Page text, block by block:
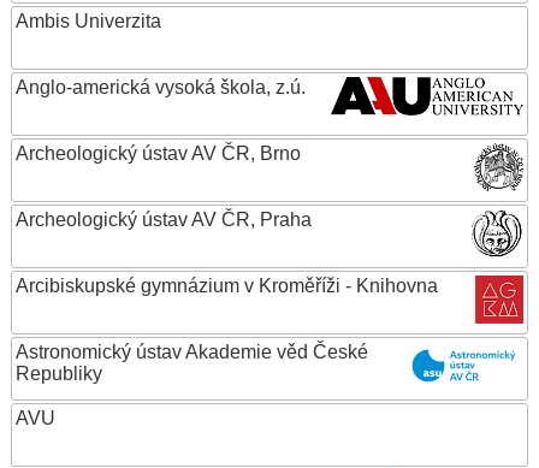
Ambis Univerzita
Anglo-americká vysoká škola, z.ú.
Archeologický ústav AV ČR, Brno
Archeologický ústav AV ČR, Praha
Arcibiskupské gymnázium v Kroměříži - Knihovna
Astronomický ústav Akademie věd České
Republiky
AVU